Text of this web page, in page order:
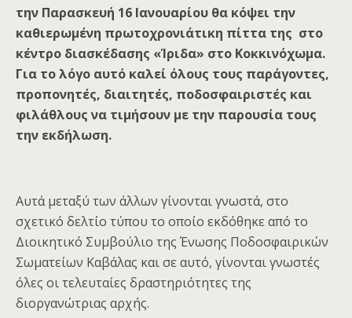
την Παρασκευή 16 Ιανουαρίου θα κόψει την
καθιερωμένη πρωτοχρονιάτικη πίττα της στο
κέντρο διασκέδασης «Ίριδα» στο Κοκκινόχωμα.
Για το λόγο αυτό καλεί όλους τους παράγοντες,
προπονητές, διαιτητές, ποδοσφαιριστές και
φιλάθλους να τιμήσουν με την παρουσία τους
την εκδήλωση.
Αυτά μεταξύ των άλλων γίνονται γνωστά, στο
σχετικό δελτίο τύπου το οποίο εκδόθηκε από το
Διοικητικό Συμβούλιο της Ένωσης Ποδοσφαιρικών
Σωματείων Καβάλας και σε αυτό, γίνονται γνωστές
όλες οι τελευταίες δραστηριότητες της
διοργανώτριας αρχής.